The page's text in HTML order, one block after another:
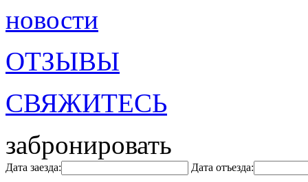
новости
ОТЗЫВЫ
СВЯЖИТЕСЬ
забронировать
Дата заезда: Дата отъезда: